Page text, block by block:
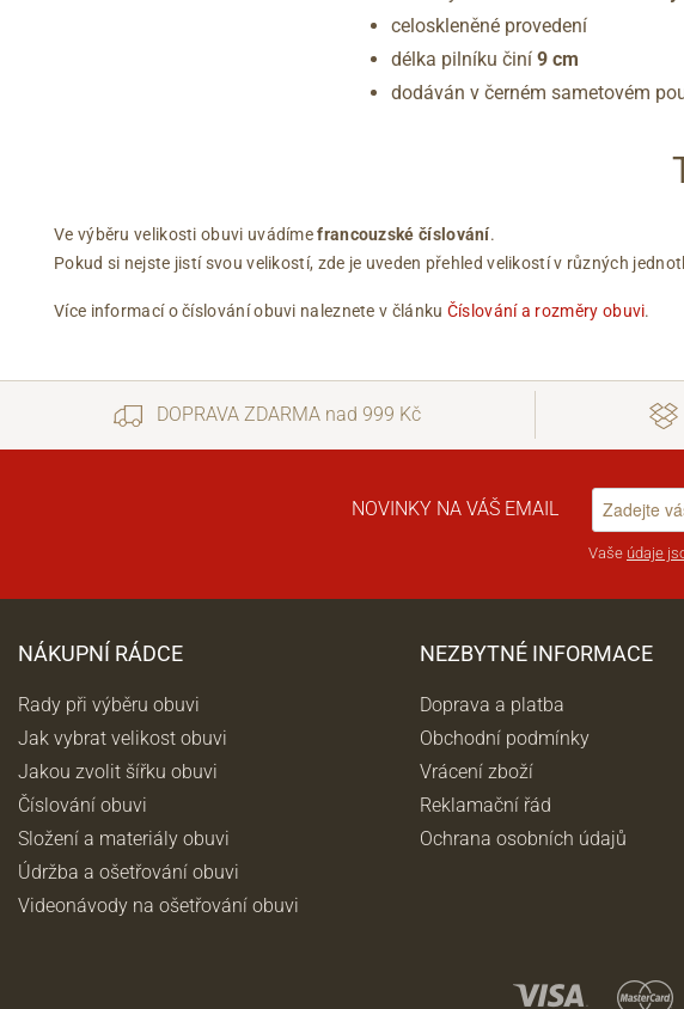
celoskleněné provedení
délka pilníku činí 9 cm
dodáván v černém sametovém
Ve výběru velikosti obuvi uvádímefrancouzské číslování.
Pokud si nejste jistí svou velikostí, zde je uveden přehled velikostí v různých
Více informací o číslování obuvi naleznete v článku Číslování a rozměry obuvi.
DOPRAVA ZDARMA nad 999 Kč
NOVINKY NA VÁŠ EMAIL
Vaše údaje
NÁKUPNÍ RÁDCE
Rady při výběru obuvi
Jak vybrat velikost obuvi
Jakou zvolit šířku obuvi
Číslování obuvi
Složení a materiály obuvi
Údržba a ošetřování obuvi
Videonávody na ošetřování obuvi
NEZBYTNÉ INFORMACE
Doprava a platba
Obchodní podmínky
Vrácení zboží
Reklamační řád
Ochrana osobních údajů